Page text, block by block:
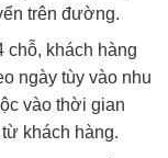
trên đường.
chỗ, khách hàng
ngày tùy vào nhu
vào thời gian
khách hàng.